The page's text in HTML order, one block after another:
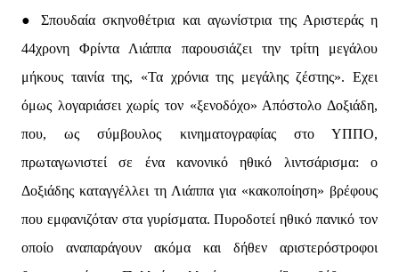
● Σπουδαία σκηνοθέτρια και αγωνίστρια της Αριστεράς η
44χρονη Φρίντα Λιάππα παρουσιάζει την τρίτη μεγάλου
μήκους ταινία της, «Τα χρόνια της μεγάλης ζέστης». Εχει
όμως λογαριάσει χωρίς τον «ξενοδόχο» Απόστολο Δοξιάδη,
που, ως σύμβουλος κινηματογραφίας στο ΥΠΠΟ,
πρωταγωνιστεί σε ένα κανονικό ηθικό λιντσάρισμα: ο
Δοξιάδης καταγγέλλει τη Λιάππα για «κακοποίηση» βρέφους
που εμφανιζόταν στα γυρίσματα. Πυροδοτεί ηθικό πανικό τον
οποίο αναπαράγουν ακόμα και δήθεν αριστερόστροφοι